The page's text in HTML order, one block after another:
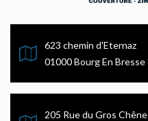
623 chemin d'Eternaz
01000 Bourg En Bresse
205 Rue du Gros Chêne